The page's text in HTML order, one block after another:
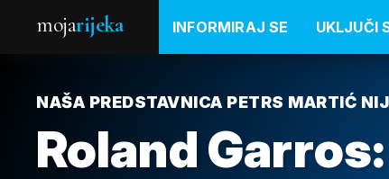
mojarijeka INFORMIRAJ SE UKLJUČI
NAŠA PREDSTAVNICA PETRS MARTIĆ
Roland